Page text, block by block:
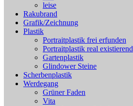
leise
Rakubrand
Grafik/Zeichnung
Plastik
Portraitplastik frei erfunden
Portraitplastik real existierend
Gartenplastik
Glindower Steine
Scherbenplastik
Werdegang
Grüner Faden
Vita